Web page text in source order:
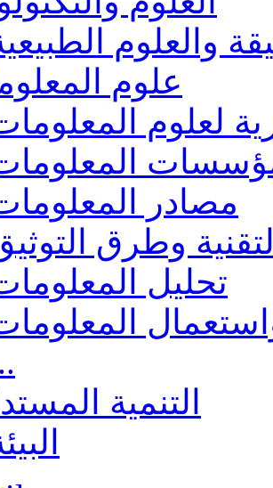
والعلوم
علوم
لعلوم
مصادر
وطرق
تحليل
التنمية